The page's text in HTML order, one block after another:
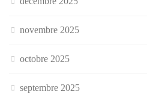
novembre 2025
octobre 2025
septembre 2025